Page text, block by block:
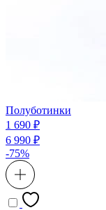
Полуботинки
1 690 ₽
6 990 ₽
-75%